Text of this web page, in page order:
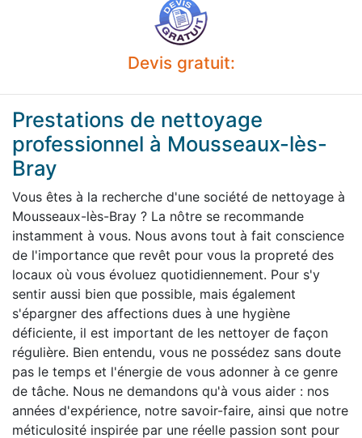
Devis gratuit:
Prestations de nettoyage
professionnel à Mousseaux-lès-
Bray
Vous êtes à la recherche d'une société de nettoyage à
Mousseaux-lès-Bray ? La nôtre se recommande
instamment à vous. Nous avons tout à fait conscience
de l'importance que revêt pour vous la propreté des
locaux où vous évoluez quotidiennement. Pour s'y
sentir aussi bien que possible, mais également
s'épargner des affections dues à une hygiène
déficiente, il est important de les nettoyer de façon
régulière. Bien entendu, vous ne possédez sans doute
pas le temps et l'énergie de vous adonner à ce genre
de tâche. Nous ne demandons qu'à vous aider : nos
années d'expérience, notre savoir-faire, ainsi que notre
méticulosité inspirée par une réelle passion sont pour